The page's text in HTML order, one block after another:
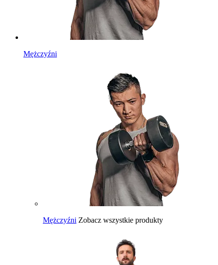
Mężczyźni
Mężczyźni Zobacz wszystkie produkty